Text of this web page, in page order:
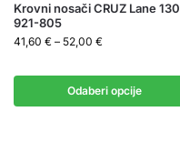
Krovni nosači CRUZ Lane 130
921-805
41,60 € – 52,00 €
Odaberi opcije